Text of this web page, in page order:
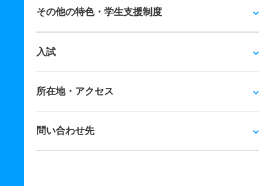
その他の特色・学生支援制度
入試
所在地・アクセス
問い合わせ先